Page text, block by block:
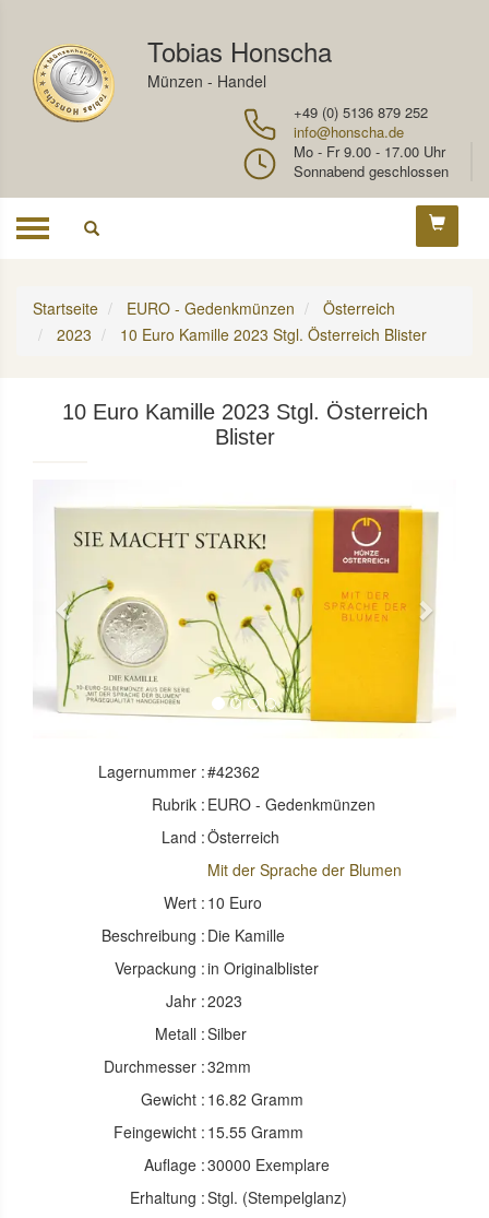
Tobias Honscha
Münzen - Handel
+49 (0) 5136 879 252
info@honscha.de
Mo - Fr 9.00 - 17.00 Uhr
Sonnabend geschlossen
Toggle
Startseite EURO - Gedenkmünzen
Österreich
2023
10 Euro Kamille 2023 Stgl. Österreich Blister
10 Euro Kamille 2023 Stgl. Österreich
Blister
Previous Next
Lagernummer :#42362
Rubrik : EURO - Gedenkmünzen
Land :Österreich
Mit der Sprache der Blumen
Wert : 10 Euro
Beschreibung : Die Kamille
Verpackung :in Originalblister
Jahr :2023
Metall :Silber
Durchmesser :32mm
Gewicht : 16.82 Gramm
Feingewicht : 15.55 Gramm
Auflage :30000 Exemplare
Erhaltung :Stgl. (Stempelglanz)